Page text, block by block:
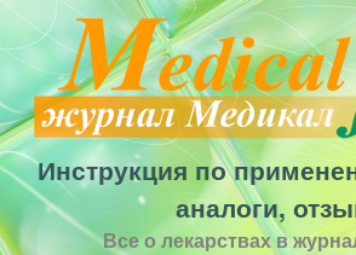
Перейти
к
основному
содержанию
Инструкция по
аналоги,
Все о лекарствах в